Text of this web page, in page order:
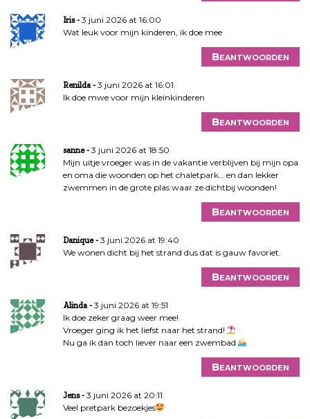
Iris
3 juni 2026 at 16:00
Wat leuk voor mijn kinderen, ik doe mee
Beantwoorden
Renilda
3 juni 2026 at 16:01
Ik doe mwe voor mijn kleinkinderen
Beantwoorden
sanne
3 juni 2026 at 18:50
Mijn uitje vroeger was in de vakantie verblijven bij mijn opa
en oma die woonden op het chaletpark… en dan lekker
zwemmen in de grote plas waar ze dichtbij woonden!
Beantwoorden
Danique
3 juni 2026 at 19:40
We wonen dicht bij het strand dus dat is gauw favoriet.
Beantwoorden
Alinda
3 juni 2026 at 19:51
Ik doe zeker graag weer mee!
Vroeger ging ik het liefst naar het strand!
Nu ga ik dan toch liever naar een zwembad
Beantwoorden
Jens
3 juni 2026 at 20:11
Veel pretpark bezoekjes